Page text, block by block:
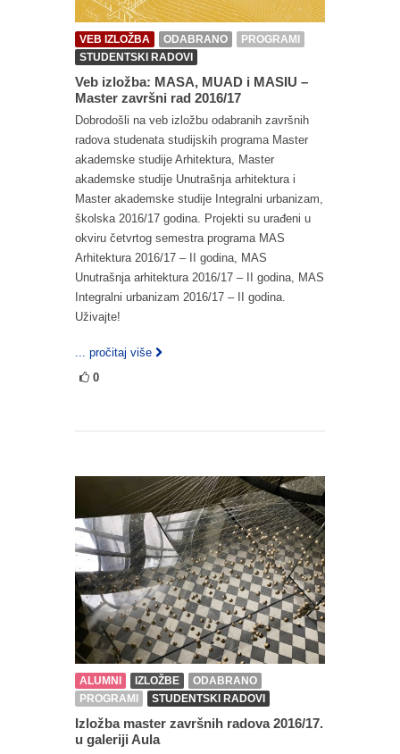
VEB IZLOŽBA ODABRANO
PROGRAMI
STUDENTSKI RADOVI
Veb izložba: MASA, MUAD i MASIU –
Master završni rad 2016/17
Dobrodošli na veb izložbu odabranih završnih
radova studenata studijskih programa Master
akademske studije Arhitektura, Master
akademske studije Unutrašnja arhitektura i
Master akademske studije Integralni urbanizam,
školska 2016/17 godina. Projekti su urađeni u
okviru četvrtog semestra programa MAS
Arhitektura 2016/17 – II godina, MAS
Unutrašnja arhitektura 2016/17 – II godina, MAS
Integralni urbanizam 2016/17 – II godina.
Uživajte!
... pročitaj više
0
ALUMNI IZLOŽBE
ODABRANO
PROGRAMI
STUDENTSKI RADOVI
Izložba master završnih radova 2016/17.
u galeriji Aula